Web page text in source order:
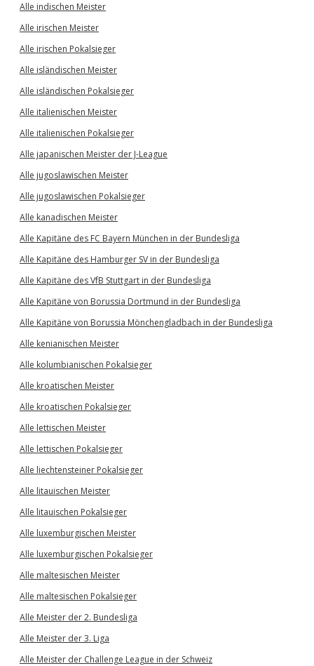
Alle indischen Meister
Alle irischen Meister
Alle irischen Pokalsieger
Alle isländischen Meister
Alle isländischen Pokalsieger
Alle italienischen Meister
Alle italienischen Pokalsieger
Alle japanischen Meister der J-League
Alle jugoslawischen Meister
Alle jugoslawischen Pokalsieger
Alle kanadischen Meister
Alle Kapitäne des FC Bayern München in der Bundesliga
Alle Kapitäne des Hamburger SV in der Bundesliga
Alle Kapitäne des VfB Stuttgart in der Bundesliga
Alle Kapitäne von Borussia Dortmund in der Bundesliga
Alle Kapitäne von Borussia Mönchengladbach in der Bundesliga
Alle kenianischen Meister
Alle kolumbianischen Pokalsieger
Alle kroatischen Meister
Alle kroatischen Pokalsieger
Alle lettischen Meister
Alle lettischen Pokalsieger
Alle liechtensteiner Pokalsieger
Alle litauischen Meister
Alle litauischen Pokalsieger
Alle luxemburgischen Meister
Alle luxemburgischen Pokalsieger
Alle maltesischen Meister
Alle maltesischen Pokalsieger
Alle Meister der 2. Bundesliga
Alle Meister der 3. Liga
Alle Meister der Challenge League in der Schweiz